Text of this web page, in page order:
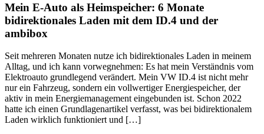
Mein E-Auto als Heimspeicher: 6 Monate
bidirektionales Laden mit dem ID.4 und der
ambibox
Seit mehreren Monaten nutze ich bidirektionales Laden in meinem
Alltag, und ich kann vorwegnehmen: Es hat mein Verständnis vom
Elektroauto grundlegend verändert. Mein VW ID.4 ist nicht mehr
nur ein Fahrzeug, sondern ein vollwertiger Energiespeicher, der
aktiv in mein Energiemanagement eingebunden ist. Schon 2022
hatte ich einen Grundlagenartikel verfasst, was bei bidirektionalem
Laden wirklich funktioniert und […]